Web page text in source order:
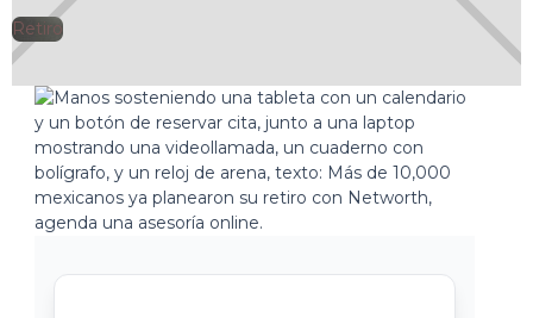
Retiro